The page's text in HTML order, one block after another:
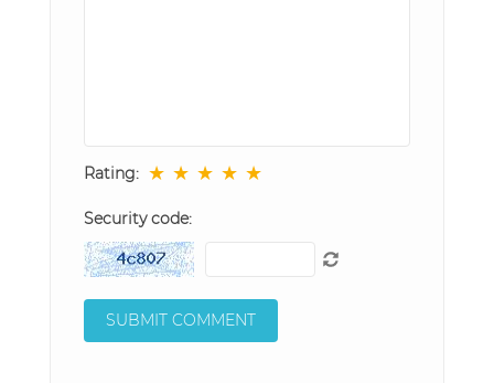
Rating: ★ ★ ★ ★ ★
Security code: